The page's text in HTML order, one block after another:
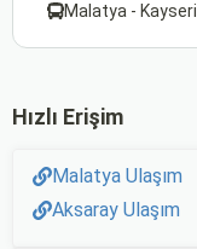
Malatya - Kayseri
Hızlı Erişim
Malatya Ulaşım
Aksaray Ulaşım